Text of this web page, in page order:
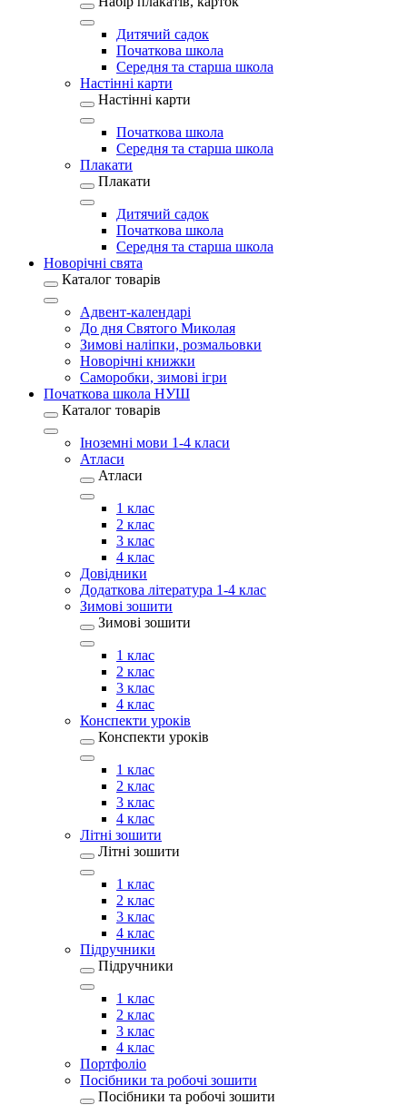
Дитячий садок
Початкова школа
Середня та старша школа
Настінні карти
Настінні карти
Початкова школа
Середня та старша школа
Плакати
Плакати
Дитячий садок
Початкова школа
Середня та старша школа
Новорічні свята
Каталог товарів
Адвент-календарі
До дня Святого Миколая
Зимові наліпки, розмальовки
Новорічні книжки
Саморобки, зимові ігри
Початкова школа НУШ
Каталог товарів
Іноземні мови 1-4 класи
Атласи
Атласи
1 клас
2 клас
3 клас
4 клас
Довідники
Додаткова література 1-4 клас
Зимові зошити
Зимові зошити
1 клас
2 клас
3 клас
4 клас
Конспекти уроків
Конспекти уроків
1 клас
2 клас
3 клас
4 клас
Літні зошити
Літні зошити
1 клас
2 клас
3 клас
4 клас
Підручники
Підручники
1 клас
2 клас
3 клас
4 клас
Портфоліо
Посібники та робочі зошити
Посібники та робочі зошити